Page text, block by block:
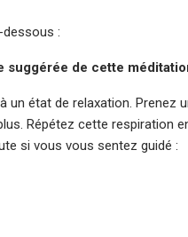
:
de cette
état de relaxation. Prenez
Répétez cette respiration
si vous vous sentez guidé :